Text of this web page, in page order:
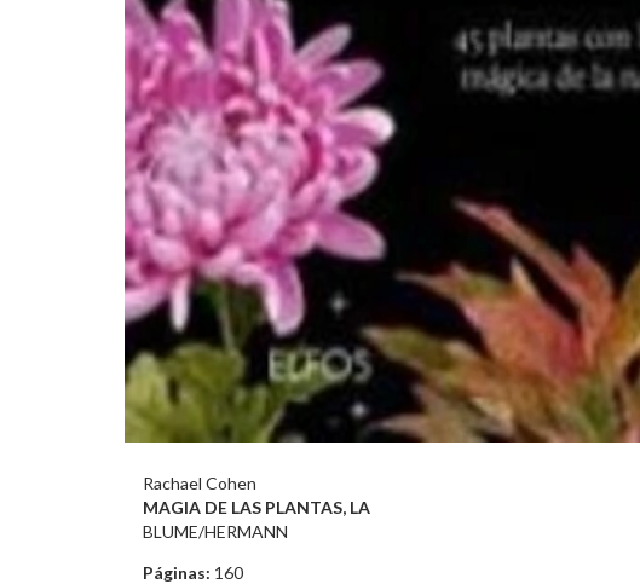
Rachael Cohen
MAGIA DE LAS PLANTAS, LA
BLUME/HERMANN
Páginas: 160